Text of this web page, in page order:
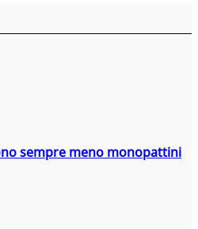
sempre meno monopattini